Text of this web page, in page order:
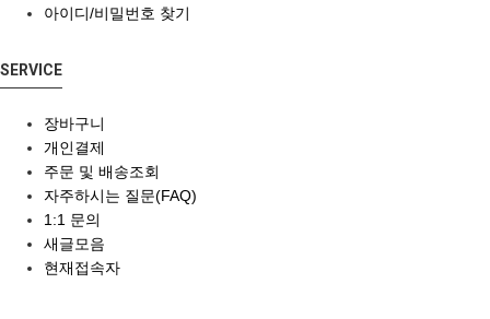
아이디/비밀번호 찾기
SERVICE
장바구니
개인결제
주문 및 배송조회
자주하시는 질문(FAQ)
1:1 문의
새글모음
현재접속자